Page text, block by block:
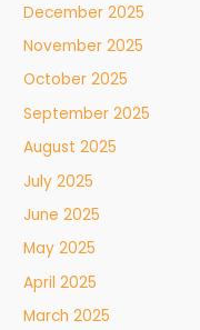
December 2025
November 2025
October 2025
September 2025
August 2025
July 2025
June 2025
May 2025
April 2025
March 2025